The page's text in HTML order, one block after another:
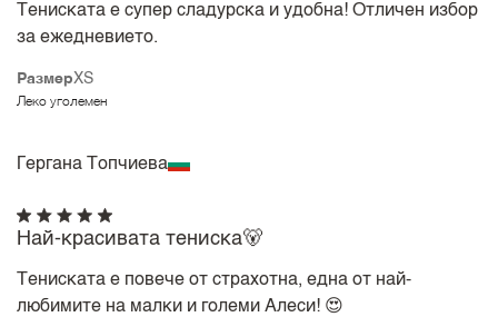
РазмерXS
Леко уголемен
Тениската е супер сладурска и удобна! Отличен избор
за ежедневието.
Гергана Топчиева
Най-красивата тениска🐻
Тениската е повече от страхотна, една от най-
любимите на малки и големи Алеси! 😍